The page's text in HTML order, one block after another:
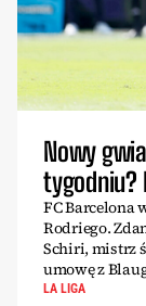
Nowy
tygodniu?
FC Barcelona
Rodriego.
Schiri, mistrz
umowę z
LA LIGA